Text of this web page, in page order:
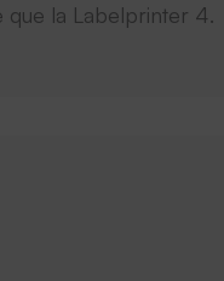
que la Labelprinter 4.